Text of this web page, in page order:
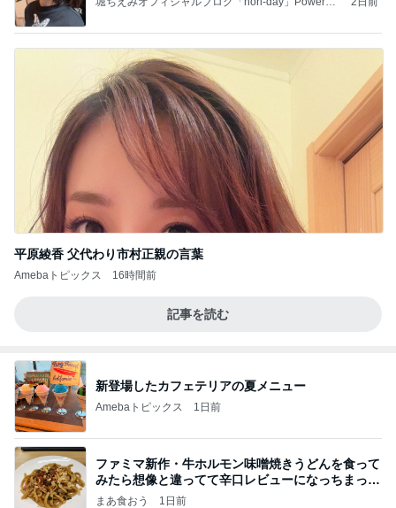
平原綾香 父代わり市村正親の言葉
Amebaトピックス 16時間前
記事を読む
新登場したカフェテリアの夏メニュー
Amebaトピックス 1日前
ファミマ新作・牛ホルモン味噌焼きうどんを食って
みたら想像と違ってて辛口レビューになっちまった
話
まあ食おう 1日前